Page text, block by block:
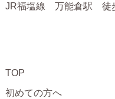
JR福塩線 万能倉駅 徒
TOP
初めての方へ